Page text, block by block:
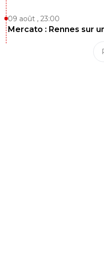
09 août , 23:00
Mercato : Rennes sur